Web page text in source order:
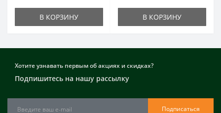
В КОРЗИНУ В КОРЗИНУ
Хотите узнавать первым об акциях и скидках?
Подпишитесь на нашу рассылку
Подписаться